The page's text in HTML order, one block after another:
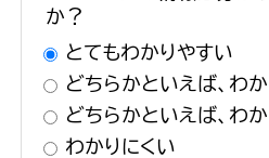
か？
とてもわかりやすい
どちらかといえば、わ
どちらかといえば、わ
わかりにくい